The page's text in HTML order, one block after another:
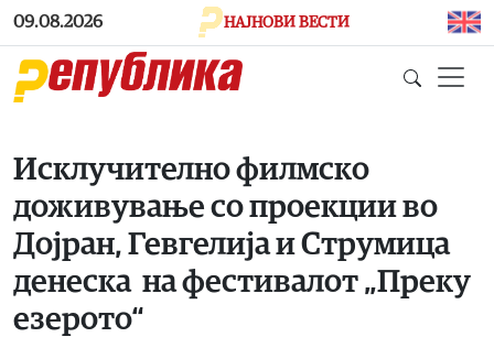
Skip to main content
09.08.2026 НАЈНОВИ ВЕСТИ
Исклучително филмско
доживување со проекции во
Дојран, Гевгелија и Струмица
денеска на фестивалот „Преку
езерото“